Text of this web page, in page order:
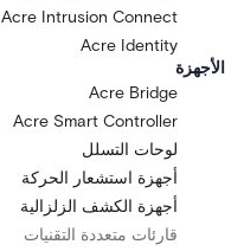
Acre Intrusion Connect
Acre Identity
الأجهزة
Acre Bridge
Acre Smart Controller
لوحات التسلل
أجهزة استشعار الحركة
أجهزة الكشف الزلزالية
قارئات متعددة التقنيات